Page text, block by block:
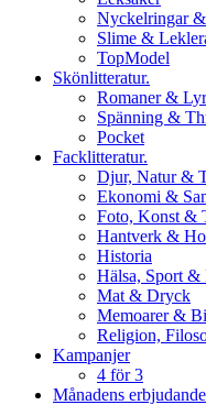
Nyckelringar
Slime &
TopModel
Skönlitteratur.
Romaner &
Spänning &
Pocket
Facklitteratur.
Djur, Natur &
Ekonomi &
Foto, Konst &
Hantverk &
Historia
Hälsa, Sport &
Mat & Dryck
Memoarer &
Religion,
Kampanjer
4 för 3
Månadens erbjudande